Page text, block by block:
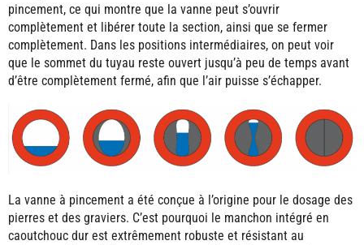
pincement, ce qui montre que la vanne peut s’ouvrir
complètement et libérer toute la section, ainsi que se fermer
complètement. Dans les positions intermédiaires, on peut voir
que le sommet du tuyau reste ouvert jusqu’à peu de temps avant
d’être complètement fermé, afin que l’air puisse s’échapper.
La vanne à pincement a été conçue à l’origine pour le dosage des
pierres et des graviers. C’est pourquoi le manchon intégré en
caoutchouc dur est extrêmement robuste et résistant au